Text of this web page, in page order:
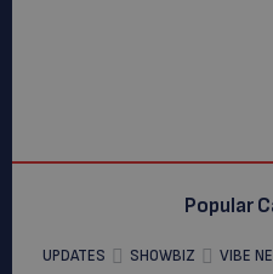
Popular
UPDATES SHOWBIZ VIBE